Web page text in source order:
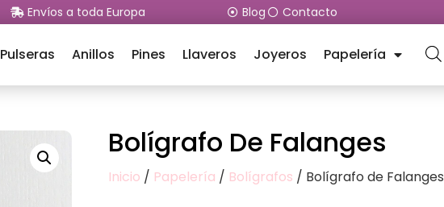
Envíos a toda Europa Blog Contacto
Pulseras Anillos Pines Llaveros Joyeros Papelería
Bolígrafo De Falanges
Inicio / Papelería / Bolígrafos / Bolígrafo de Falanges